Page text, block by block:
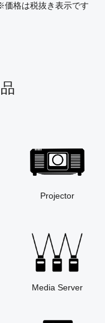
価格は税抜き表示です
Projector
Media Server